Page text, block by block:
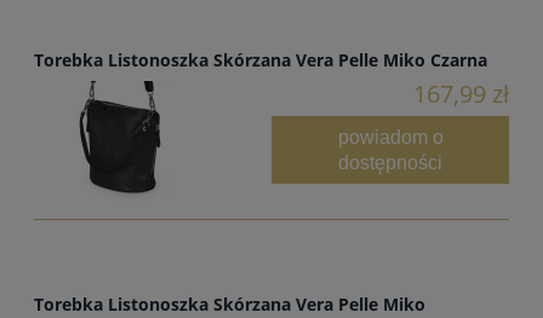
Torebka Listonoszka Skórzana Vera Pelle Miko Czarna
167,99 zł
powiadom o
dostępności
Torebka Listonoszka Skórzana Vera Pelle Miko